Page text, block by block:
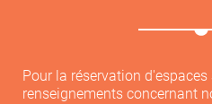
Pour la réservation
renseignements concernant